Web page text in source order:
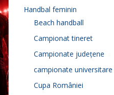
Handbal feminin
Beach handball
Campionat tineret
Campionate județene
campionate universitare
Cupa României